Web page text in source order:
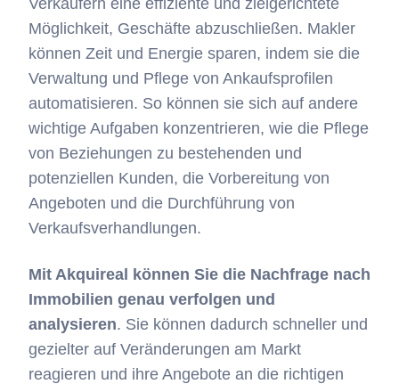
Verkäufern eine effiziente und zielgerichtete
Möglichkeit, Geschäfte abzuschließen. Makler
können Zeit und Energie sparen, indem sie die
Verwaltung und Pflege von Ankaufsprofilen
automatisieren. So können sie sich auf andere
wichtige Aufgaben konzentrieren, wie die Pflege
von Beziehungen zu bestehenden und
potenziellen Kunden, die Vorbereitung von
Angeboten und die Durchführung von
Verkaufsverhandlungen.
Mit Akquireal können Sie die Nachfrage nach
Immobilien genau verfolgen und
analysieren. Sie können dadurch schneller und
gezielter auf Veränderungen am Markt
reagieren und ihre Angebote an die richtigen